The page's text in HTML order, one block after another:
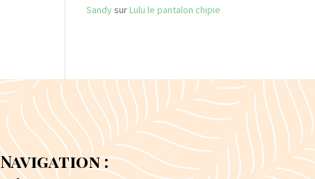
SandysurLulu le pantalon chipie
Navigation :